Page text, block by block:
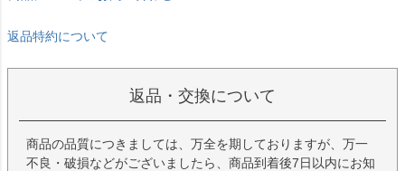
返品特約について
返品・交換について
商品の品質につきましては、万全を期しておりますが、万一
不良・破損などがございましたら、商品到着後7日以内にお知